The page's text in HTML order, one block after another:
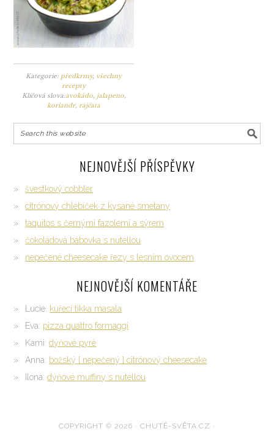
Kategorie: předkrmy, všechny
recepty
Klíčová slova:avokádo, jalapeno,
koriandr, rajčata
NEJNOVĚJŠÍ PŘÍSPĚVKY
švestkový cobbler
citrónový chlebíček z kysané smetany
taquitos s černými fazolemi a sýrem
čokoládová bábovka s nutellou
nepečené cheesecake řezy s lesním ovocem
NEJNOVĚJŠÍ KOMENTÁŘE
Lucie: kuřecí tikka masala
Eva: pizza quattro formaggi
Kami:dýňové pyré
Anna: božský { nepečený } citrónový cheesecake
Ilona:dýňové muffiny s nutellou
COPYRIGHT © 2026 · CHUTĚ-SVĚTA.CZ ·